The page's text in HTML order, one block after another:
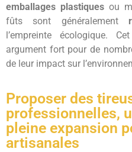
emballages plastiques ou
fûts sont généralement
l’empreinte écologique.
argument fort pour de
de leur impact sur
Proposer des
professionnelles,
pleine expansion
artisanales